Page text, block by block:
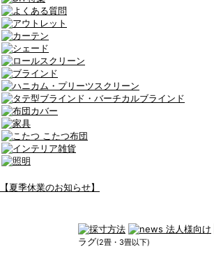
【夏季休業のお知らせ】
ラグ(2畳・3畳以下)